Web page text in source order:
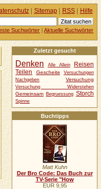
Zuletzt gesucht
Denken Alle Allein
Reisen
Teilen
Gescheite
Versuchungen
Nachgeben
Versuchung
Versuchung Widerstehen
Gemeinsam Begruessung Storch
Spinne
Buchtipps
Matt Kuhn
Der Bro Code: Das Buch zur
TV-Serie "How
EUR 9,95
| Sitemap| RSS| Hilfe
Suchwörter |Aktuelle Suchwörter